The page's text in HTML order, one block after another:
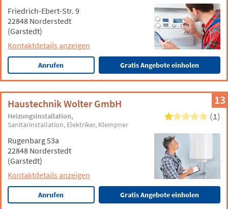
Friedrich-Ebert-Str. 9
22848 Norderstedt
(Garstedt)
Kontaktdetails anzeigen
Anrufen Gratis Angebote einholen
13
Haustechnik Wolter GmbH
Heizungsinstallation
Sanitärinstallation Elektriker Klempner
(1)
Rugenbarg 53a
22848 Norderstedt
(Garstedt)
Kontaktdetails anzeigen
Anrufen Gratis Angebote einholen